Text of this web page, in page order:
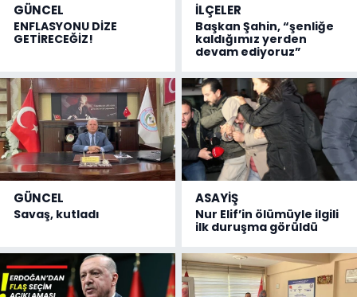
GÜNCEL
ENFLASYONU DİZE
GETİRECEĞİZ!
İLÇELER
Başkan Şahin, “şenliğe
kaldığımız yerden
devam ediyoruz”
GÜNCEL
Savaş, kutladı
ASAYİŞ
Nur Elif’in ölümüyle ilgili
ilk duruşma görüldü